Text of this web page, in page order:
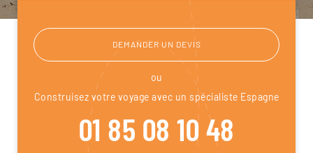
DEMANDER UN DEVIS
ou
Construisez votre voyage avec un spécialiste Espagne
01 85 08 10 48